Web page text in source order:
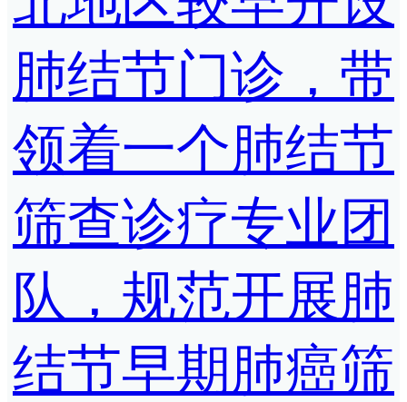
肺结节门诊，带
领着一个肺结节
筛查诊疗专业团
队，规范开展肺
结节早期肺癌筛